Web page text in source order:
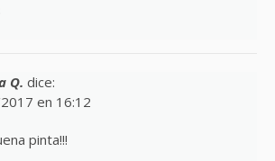
Q. dice:
en 16:12
pinta!!!